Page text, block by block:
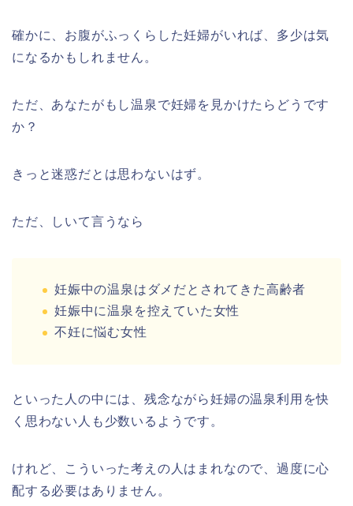
確かに、お腹がふっくらした妊婦がいれば、多少は気
になるかもしれません。
ただ、あなたがもし温泉で妊婦を見かけたらどうです
か？
きっと迷惑だとは思わないはず。
ただ、しいて言うなら
妊娠中の温泉はダメだとされてきた高齢者
妊娠中に温泉を控えていた女性
不妊に悩む女性
といった人の中には、 残念ながら妊婦の温泉利用を快
く思わない人も少数いるようです。
けれど、こういった考えの人はまれなので、過度に心
配する必要はありません。